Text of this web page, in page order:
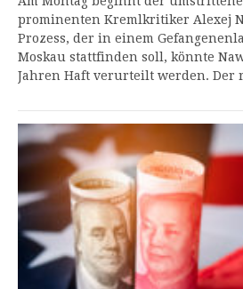
prominenten Kremlkritiker Alexej
Prozess, der in einem
Moskau stattfinden soll, könnte
Jahren Haft verurteilt werden. Der